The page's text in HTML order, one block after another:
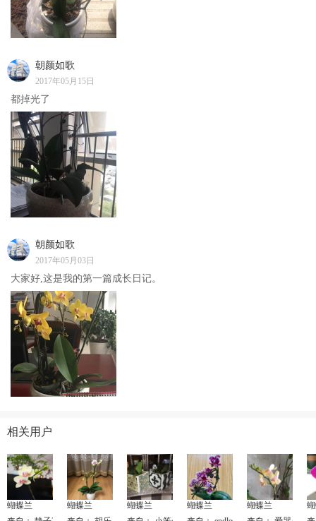
朝颜如歌
2017年05月15日
都掉光了
朝颜如歌
2017年05月03日
大家好,这是我的第一篇成长日记。
相关用户
蝴蝶兰
蝴蝶兰
蝴蝶兰
蝴蝶兰
蝴蝶兰